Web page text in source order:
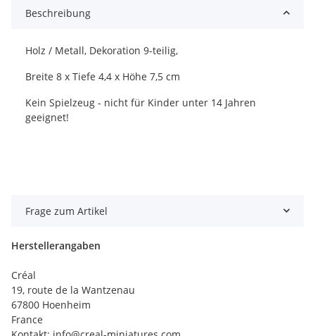
Beschreibung
Holz / Metall, Dekoration 9-teilig,
Breite 8 x Tiefe 4,4 x Höhe 7,5 cm
Kein Spielzeug - nicht für Kinder unter 14 Jahren
geeignet!
Frage zum Artikel
Herstellerangaben
Créal
19, route de la Wantzenau
67800 Hoenheim
France